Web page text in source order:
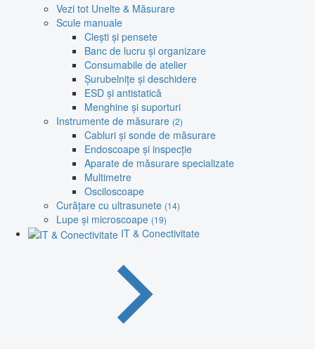
Vezi tot Unelte & Măsurare
Scule manuale
Clești și pensete
Banc de lucru și organizare
Consumabile de atelier
Șurubelnițe și deschidere
ESD și antistatică
Menghine și suporturi
Instrumente de măsurare (2)
Cabluri și sonde de măsurare
Endoscoape și inspecție
Aparate de măsurare specializate
Multimetre
Osciloscoape
Curățare cu ultrasunete (14)
Lupe și microscoape (19)
IT & Conectivitate